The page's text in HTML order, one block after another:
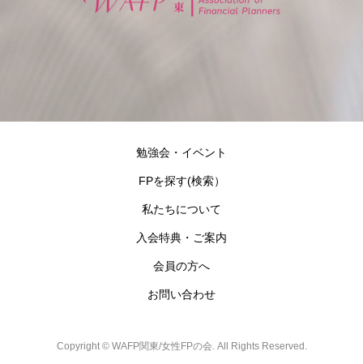
勉強会・イベント
FPを探す(検索）
私たちについて
入会特典・ご案内
会員の方へ
お問い合わせ
Copyright ©WAFP関東/女性FPの会. All Rights Reserved.